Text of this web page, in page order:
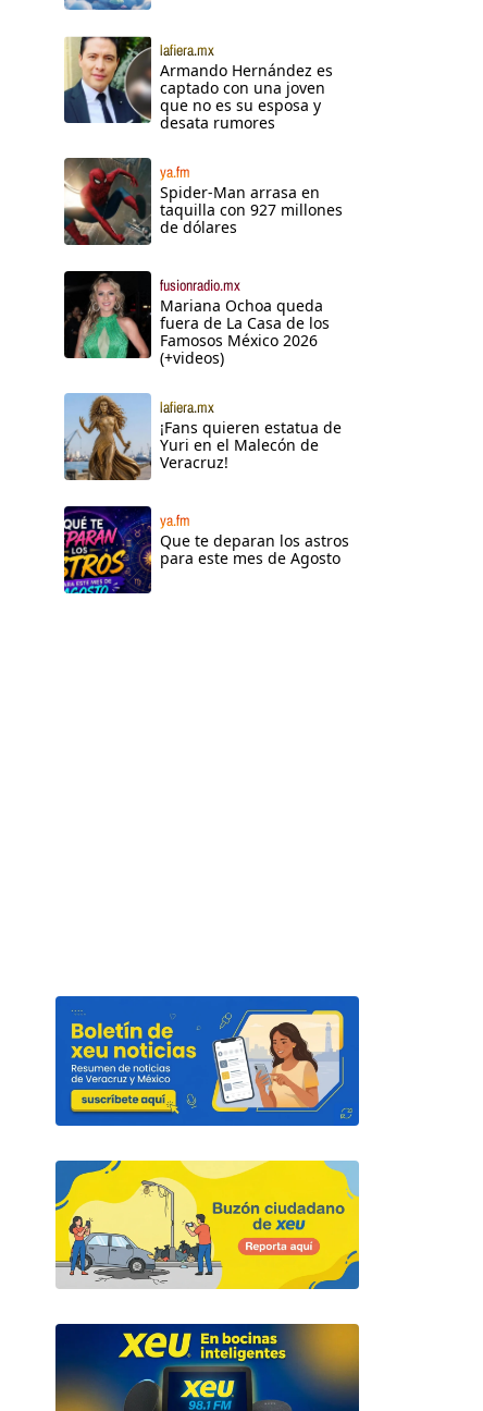
lafiera.mx
Armando Hernández es
captado con una joven
que no es su esposa y
desata rumores
ya.fm
Spider-Man arrasa en
taquilla con 927 millones
de dólares
fusionradio.mx
Mariana Ochoa queda
fuera de La Casa de los
Famosos México 2026
(+videos)
lafiera.mx
¡Fans quieren estatua de
Yuri en el Malecón de
Veracruz!
ya.fm
Que te deparan los astros
para este mes de Agosto